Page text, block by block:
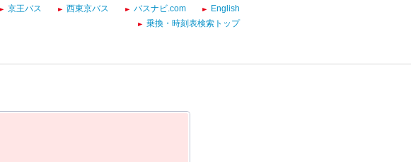
京王バス 西東京バス バスナビ.com
English
乗換・時刻表検索トップ